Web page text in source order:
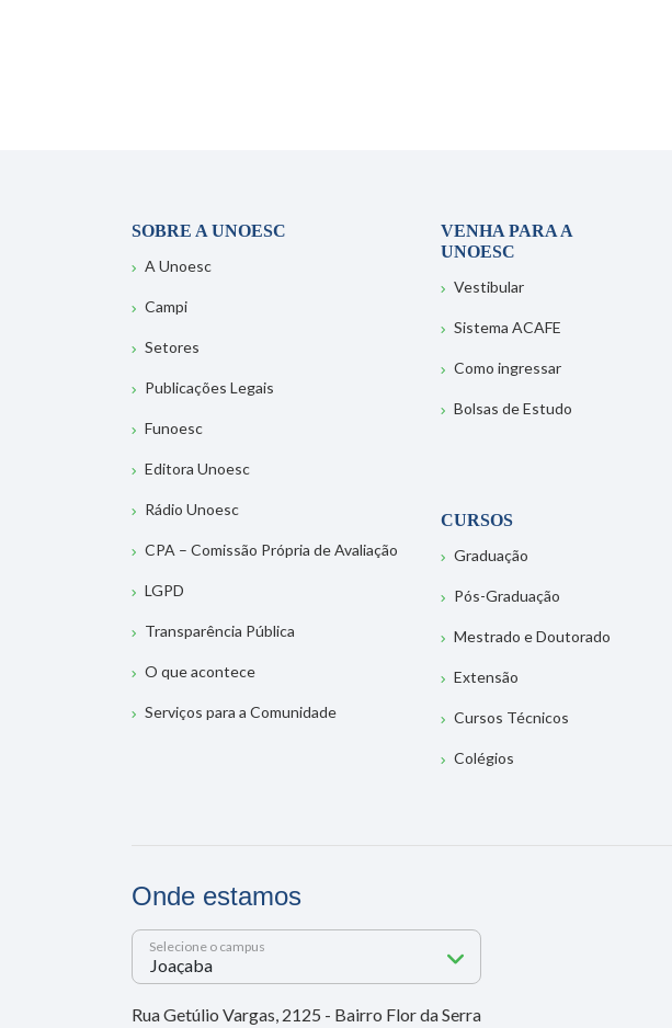
SOBRE A UNOESC
A Unoesc
Campi
Setores
Publicações Legais
Funoesc
Editora Unoesc
Rádio Unoesc
CPA – Comissão Própria de Avaliação
LGPD
Transparência Pública
O que acontece
Serviços para a Comunidade
VENHA PARA A
UNOESC
Vestibular
Sistema ACAFE
Como ingressar
Bolsas de Estudo
CURSOS
Graduação
Pós-Graduação
Mestrado e Doutorado
Extensão
Cursos Técnicos
Colégios
Onde estamos
Selecione o campus
Rua Getúlio Vargas, 2125 - Bairro Flor da Serra